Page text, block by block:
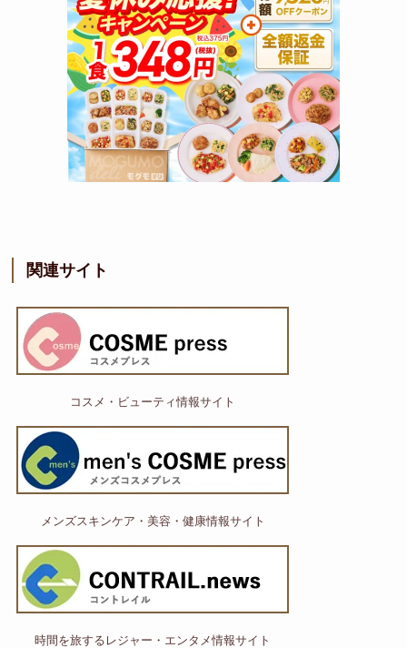
関連サイト
コスメ・ビューティ情報サイト
メンズスキンケア・美容・健康情報サイト
時間を旅するレジャー・エンタメ情報サイト